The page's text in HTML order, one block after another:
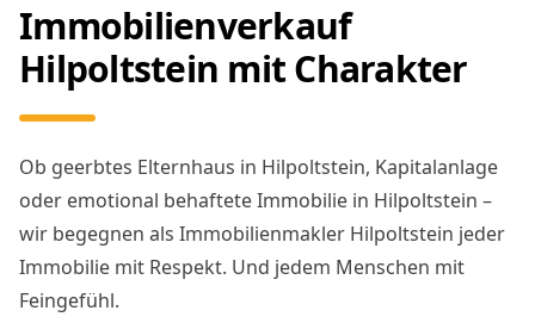
Immobilienverkauf
Hilpoltstein mit Charakter
Ob geerbtes Elternhaus in Hilpoltstein, Kapitalanlage
oder emotional behaftete Immobilie in Hilpoltstein –
wir begegnen als Immobilienmakler Hilpoltstein jeder
Immobilie mit Respekt. Und jedem Menschen mit
Feingefühl.